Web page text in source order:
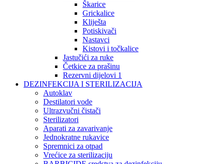
Škarice
Grickalice
Kliješta
Potiskivači
Nastavci
Kistovi i točkalice
Jastučići za ruke
Četkice za prašinu
Rezervni dijelovi 1
DEZINFEKCIJA I STERILIZACIJA
Autoklav
Destilatori vode
Ultrazvučni čistači
Sterilizatori
Aparati za zavarivanje
Jednokratne rukavice
Spremnici za otpad
Vrećice za sterilizaciju